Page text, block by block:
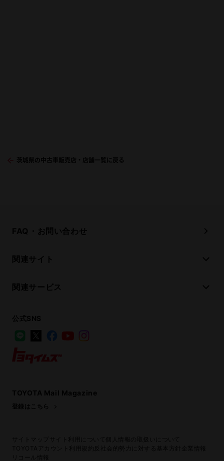
茨城県の中古車販売店・店舗一覧に戻る
FAQ・お問い合わせ
関連サイト
関連サービス
公式SNS
LINE
FacebookYouTube
TOYOTA Mail Magazine
登録はこちら
サイト利用について
個人情報の取扱いについて
TOYOTAアカウント利用規約
反社会的勢力に対する基本方針
リコール情報